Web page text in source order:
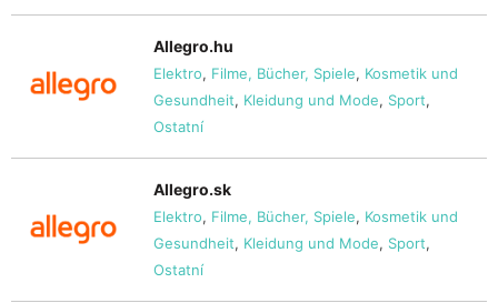
Allegro.hu
Elektro, Filme, Bücher, Spiele, Kosmetik und
Gesundheit, Kleidung und Mode, Sport,
Ostatní
Allegro.sk
Elektro, Filme, Bücher, Spiele, Kosmetik und
Gesundheit, Kleidung und Mode, Sport,
Ostatní